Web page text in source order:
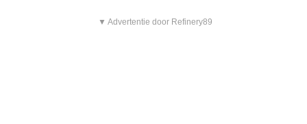
▼ Advertentie door Refinery89